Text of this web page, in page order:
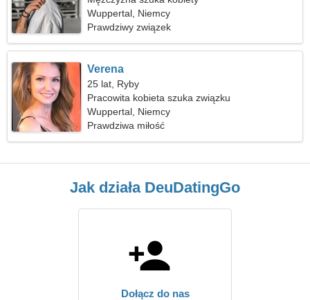
Wuppertal, Niemcy
Prawdziwy związek
Verena
25 lat, Ryby
Pracowita kobieta szuka związku
Wuppertal, Niemcy
Prawdziwa miłość
Jak działa DeuDatingGo
Dołącz do nas